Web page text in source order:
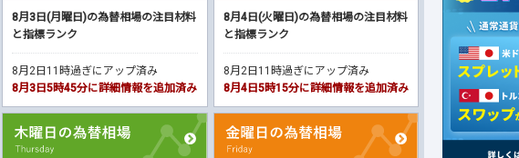
8月3日(月曜日)の為替相場の注目材料
と指標ランク
8月2日11時過ぎにアップ済み
8月3日5時45分に詳細情報を追加済み
8月4日(火曜日)の為替相場の注目材料
と指標ランク
8月2日11時過ぎにアップ済み
8月4日5時15分に詳細情報を追加済み